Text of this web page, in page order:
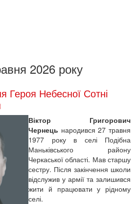
2026 року
Героя Небесної Сотні
Віктор Григорович
Чернець народився 27 травня
1977 року в селі Подібна
Маньківського району
Черкаської області. Мав старшу
сестру. Після закінчення школи
відслужив у армії та залишився
жити й працювати у рідному
селі.